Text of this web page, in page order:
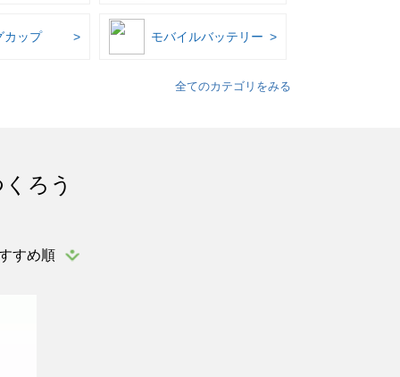
カップ モバイルバッテリー
全てのカテゴリをみる
ろう
すめ順